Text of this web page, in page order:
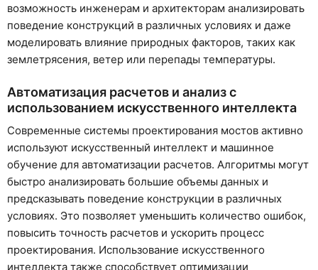
возможность инженерам и архитекторам анализировать
поведение конструкций в различных условиях и даже
моделировать влияние природных факторов, таких как
землетрясения, ветер или перепады температуры.
Автоматизация расчетов и анализ с
использованием искусственного интеллекта
Современные системы проектирования мостов активно
используют искусственный интеллект и машинное
обучение для автоматизации расчетов. Алгоритмы могут
быстро анализировать большие объемы данных и
предсказывать поведение конструкции в различных
условиях. Это позволяет уменьшить количество ошибок,
повысить точность расчетов и ускорить процесс
проектирования. Использование искусственного
интеллекта также способствует оптимизации